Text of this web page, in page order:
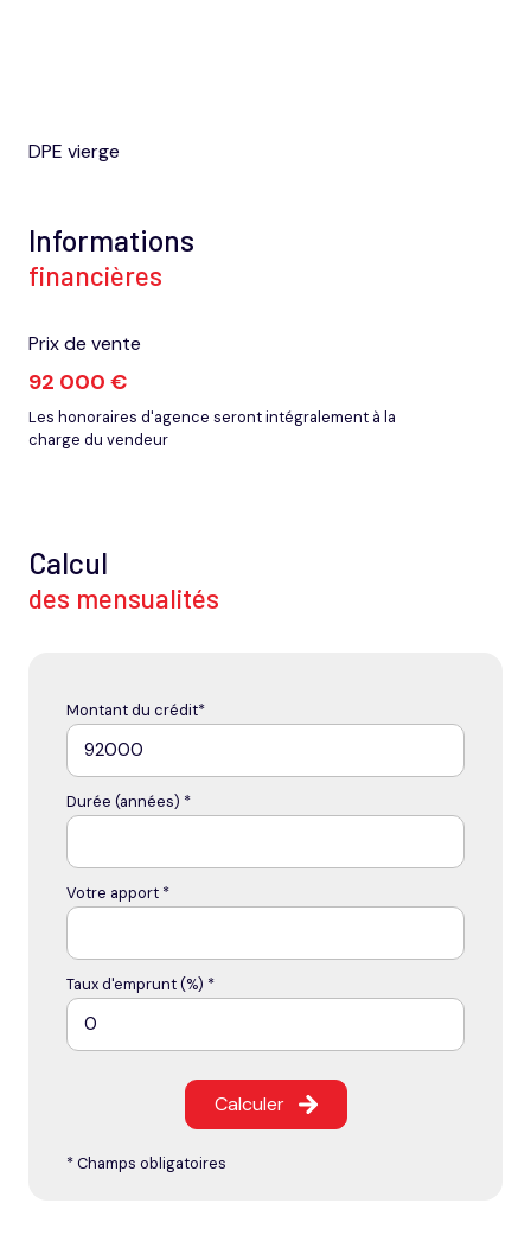
DPE vierge
Informations
financières
Prix de vente
92 000 €
Les honoraires d'agence seront intégralement à la
charge du vendeur
Calcul
des mensualités
Montant du crédit*
Durée (années) *
Votre apport *
Taux d'emprunt (%) *
Calculer
* Champs obligatoires